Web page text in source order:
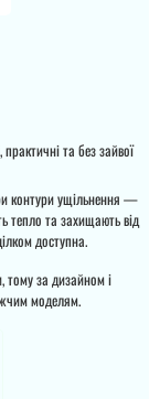
повинні бути в
та без зайвої
контури ущільнення —
тепло та захищають від
доступна.
тому за дизайном і
моделям.